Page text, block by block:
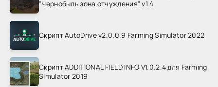
"Чернобыль зона отчуждения" v1.4
Скрипт AutoDrive v2.0.0.9 Farming Simulator 2022
Скрипт ADDITIONAL FIELD INFO V1.0.2.4 для Farming
Simulator 2019